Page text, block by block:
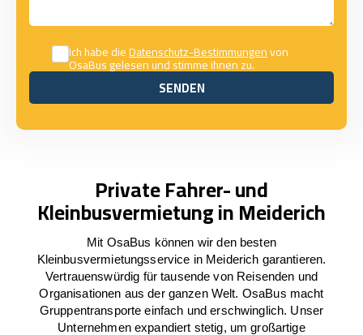
Ich habe dieDatenschutz-Bestimmungenvon
OsaBus gelesen und stimme ihnen zu.
SENDEN
SENDEN
Private Fahrer- und
Kleinbusvermietung in Meiderich
Mit OsaBus können wir den besten
Kleinbusvermietungsservice in Meiderich garantieren.
Vertrauenswürdig für tausende von Reisenden und
Organisationen aus der ganzen Welt. OsaBus macht
Gruppentransporte einfach und erschwinglich. Unser
Unternehmen expandiert stetig, um großartige